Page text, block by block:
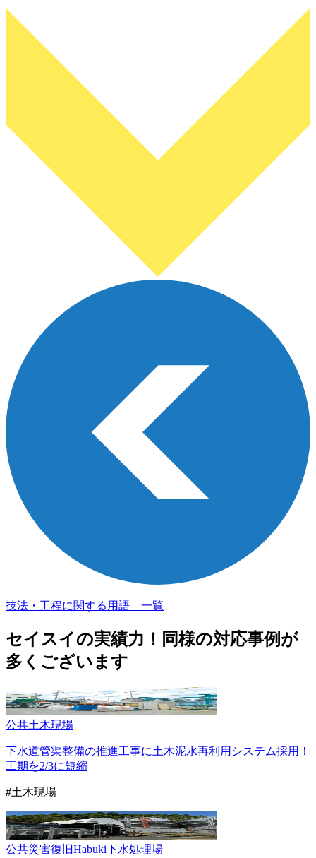
技法・工程に関する用語 一覧
セイスイの実績力！ 同様の対応事例が
多くございます
公共土木現場
下水道管渠整備の推進工事に土木泥水再利用システム採用！
工期を2/3に短縮
#土木現場
公共災害復旧Habuki下水処理場